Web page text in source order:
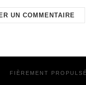
FIÈREMENT